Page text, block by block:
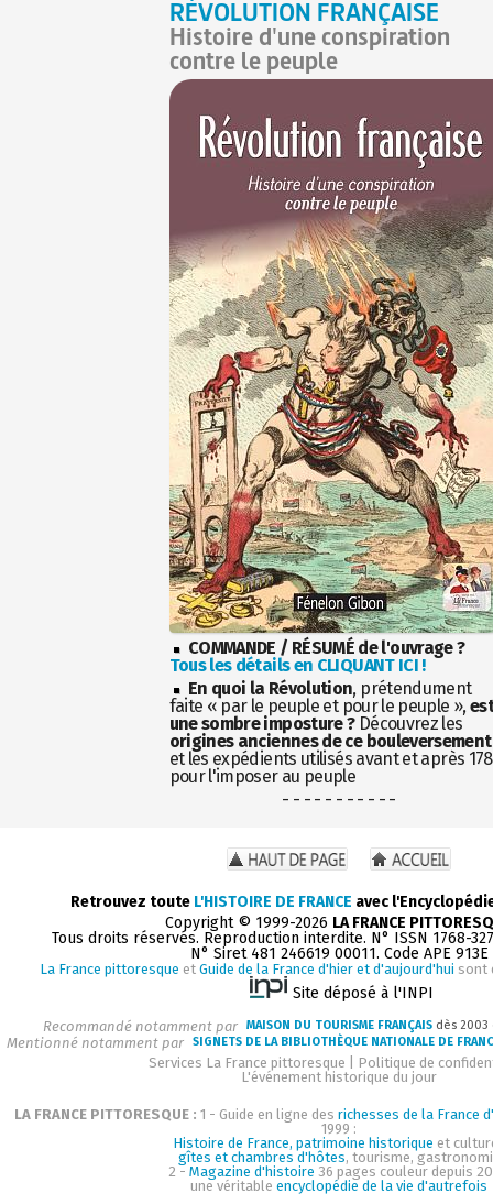
RÉVOLUTION FRANÇAISE
Histoire d'une conspiration
contre le peuple
COMMANDE / RÉSUMÉ de l'ouvrage ?
Tous les détails en CLIQUANT ICI !
En quoi la Révolution, prétendument
faite « par le peuple et pour le peuple »,
une sombre imposture ?Découvrez les
origines anciennes de ce bouleversement
et les expédients utilisés avant et après
pour l'imposer au peuple
- - - - - - - - - - -
Retrouvez toute L'HISTOIRE DE FRANCE avec
Copyright © 1999-2026 LA FRANCE
Tous droits réservés. Reproduction interdite. N° ISSN 1768-
N° Siret 481 246619 00011. Code APE 913E
La France pittoresque et Guide de la France d'hier et d'aujourd'hui sont
Site déposé à l'INPI
Recommandé notamment par MAISON DU TOURISME FRANÇAIS dès
Mentionné notamment par SIGNETS DE LA BIBLIOTHÈQUE NATIONALE DE
Services La France pittoresque
Politique de
L'événement historique du jour
LA FRANCE PITTORESQUE : 1 - Guide en ligne des richesses de la France
1999 :
Histoire de France, patrimoine historique et
gîtes et chambres d'hôtes, tourisme,
2 - Magazine d'histoire 36 pages couleur depuis
une véritable encyclopédie de la vie d'autrefois